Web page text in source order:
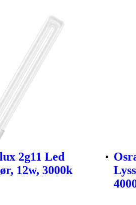
2g11 Led
12w, 3000k